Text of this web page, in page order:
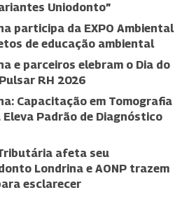
Uniodonto”
participa da EXPO Ambiental
de educação ambiental
e parceiros elebram o Dia do
RH 2026
Capacitação em Tomografia
Padrão de Diagnóstico
afeta seu
Londrina e AONP trazem
esclarecer